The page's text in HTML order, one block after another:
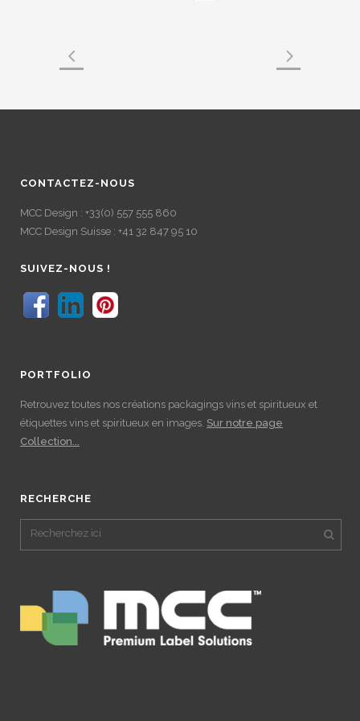
CONTACTEZ-NOUS
MCC Design : +33(0) 557 555 860
MCC Design Suisse : +41 32 847 95 10
SUIVEZ-NOUS !
PORTFOLIO
Retrouvez toutes nos créations packagings vins et spiritueux et
étiquettes vins et spiritueux en images. Sur notre page
Collection...
RECHERCHE